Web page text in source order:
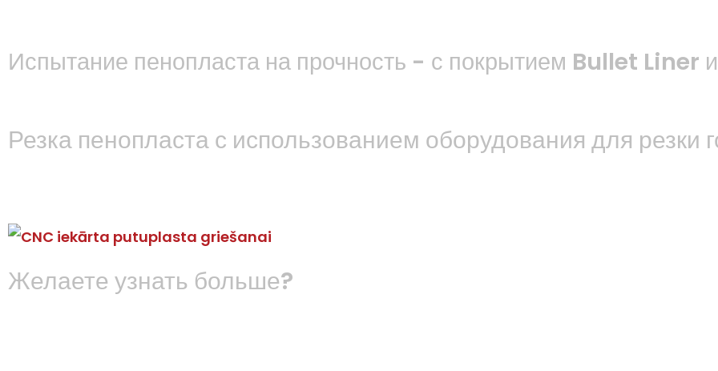
Испытание пенопласта на прочность - с покрытием Bullet Liner
Резка пенопласта с использованием оборудования для резки
Желаете узнать больше?